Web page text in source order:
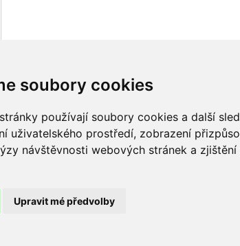
soubory cookies
používají soubory cookies a další
uživatelského prostředí, zobrazení
návštěvnosti webových stránek a
Upravit mé předvolby
A SLEVY POLEDNÍ MENU